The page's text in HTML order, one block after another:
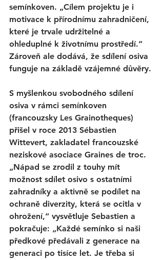
semínkoven. „Cílem projektu je i
motivace k přírodnímu zahradničení,
které je trvale udržitelné a
ohleduplné k životnímu prostředí.“
Zároveň ale dodává, že sdílení osiva
funguje na základě vzájemné důvěry.
S myšlenkou svobodného sdílení
osiva v rámci semínkoven
(francouzsky Les Grainotheques)
přišel v roce 2013 Sébastien
Wittevert, zakladatel francouzské
neziskové asociace Graines de troc.
„Nápad se zrodil z touhy mít
možnost sdílet osivo s ostatními
zahradníky a aktivně se podílet na
ochraně diverzity, která se ocitla v
ohrožení,“ vysvětluje Sebastien a
pokračuje: „Každé semínko si naši
předkové předávali z generace na
generaci po tisíce let. Je třeba si